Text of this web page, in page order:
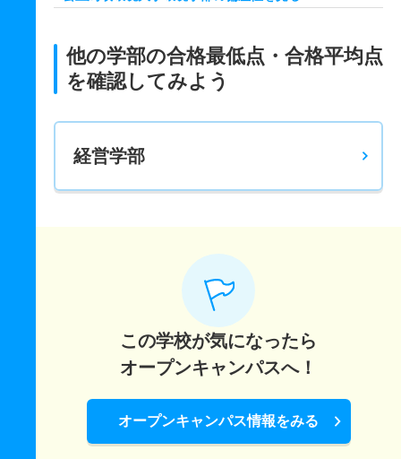
他の学部の合格最低点・合格平均点
を確認してみよう
経営学部
この学校が気になったら
オープンキャンパスへ！
オープンキャンパス情報をみる